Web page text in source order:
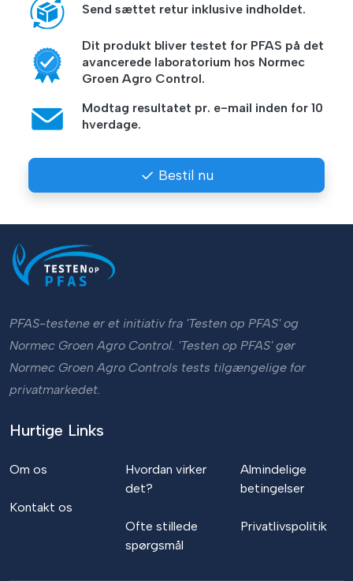
Send sættet retur inklusive indholdet.
Dit produkt bliver testet for PFAS på det
avancerede laboratorium hos Normec
Groen Agro Control.
Modtag resultatet pr. e-mail inden for 10
hverdage.
Bestil nu
PFAS-testene er et initiativ fra 'Testen op PFAS' og
Normec Groen Agro Control. 'Testen op PFAS' gør
Normec Groen Agro Controls tests tilgængelige for
privatmarkedet.
Hurtige Links
Om os
Kontakt os
Hvordan virker
det?
Ofte stillede
spørgsmål
Almindelige
betingelser
Privatlivspolitik